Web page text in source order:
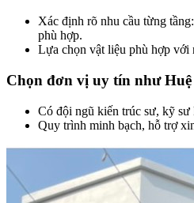
Xác định rõ nhu cầu từng
phù hợp.
Lựa chọn vật liệu phù hợp với
Chọn đơn vị uy tín như Huệ
Có đội ngũ kiến trúc sư, kỹ sư
Quy trình minh bạch, hỗ trợ